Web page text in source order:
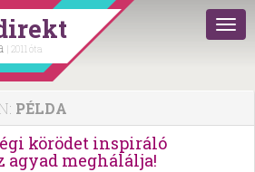
| 2011 óta
PÉLDA
körödet inspiráló
agyad meghálálja!